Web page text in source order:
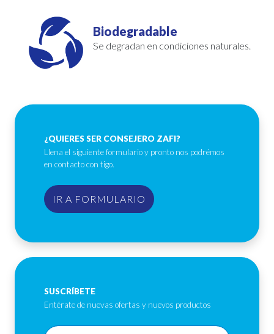
Biodegradable
Se degradan en condiciones naturales.
¿QUIERES SER CONSEJERO ZAFI?
Llena el siguiente formulario y pronto nos podrémos
en contacto con tigo.
IR A FORMULARIO
SUSCRÍBETE
Entérate de nuevas ofertas y nuevos productos